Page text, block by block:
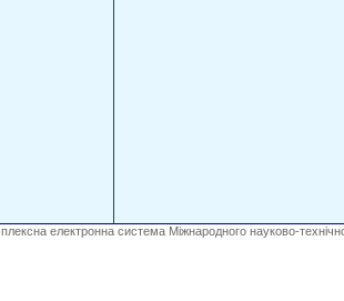
електронна система Міжнародного науково-